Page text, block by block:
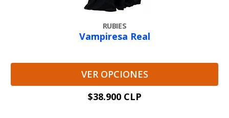
RUBIES
Vampiresa Real
VER OPCIONES
$38.900 CLP